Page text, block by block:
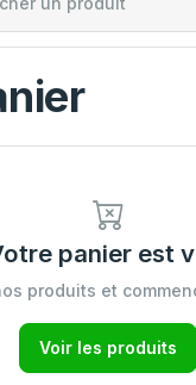
panier est
produits et
Voir les produits